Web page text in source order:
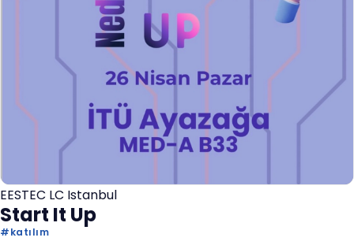
EESTEC LC Istanbul
Start It Up
#katılım